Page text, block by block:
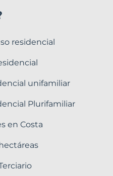
residencial
unifamiliar
Plurifamiliar
en Costa